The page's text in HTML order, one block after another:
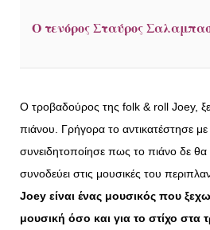
Ο τενόρος Σταύρος
Ο τροβαδούρος της folk & roll Joey,
πιάνου. Γρήγορα το αντικατέστησε
συνειδητοποίησε πως το πιάνο δε
συνοδεύει στις μουσικές του
Joey είναι ένας μουσικός που
μουσική όσο και για το στίχο στα